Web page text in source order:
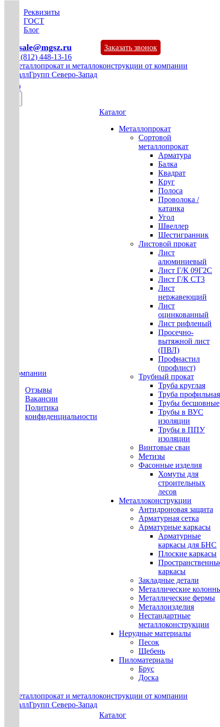
Реквизиты
ГОСТ
Блог
mg-sale@mgsz.ru
Заказать звонок
+7 (812) 448-13-16
0
О компании
Отзывы
Вакансии
Политика
конфиденциальности
Каталог
Металлопрокат
Сортовой
металлопрокат
Арматура
Балка
Квадрат
Круг
Полоса
Проволока /
катанка
Угол
Швеллер
Шестигранник
Листовой прокат
Лист
алюминиевый
Лист Г/К 09Г2С
Лист Г/К СТ3
Лист
нержавеющий
Лист
оцинкованный
Лист рифленый
Просечно-
вытяжной лист
(ПВЛ)
Профнастил
(профлист)
Трубный прокат
Труба круглая
Труба профильная
Трубы бесшовные
Трубы в ВУС
изоляции
Трубы в ППУ
изоляции
Винтовые сваи
Метизы
Фасонные изделия
Хомуты для
строительных
лесов
Металлоконструкции
Антидроновая защита
Арматурная сетка
Арматурные каркасы
Арматурные
каркасы для БНС
Плоские каркасы
каркасы
Закладные детали
Металлические
Металлические фермы
Металлоизделия
Нестандартные
металлоконструкции
Нерудные материалы
Песок
Щебень
Пиломатериалы
Брус
Доска
Каталог